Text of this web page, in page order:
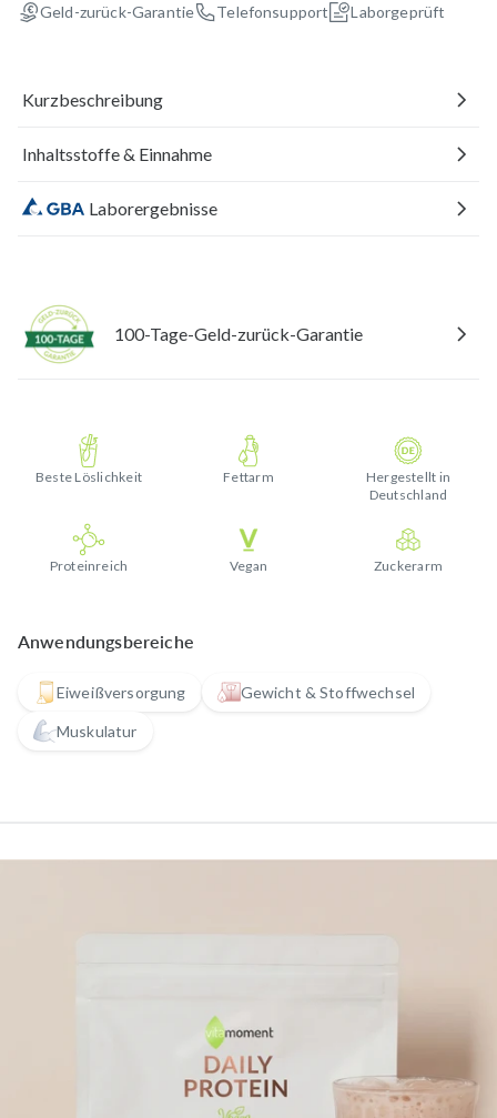
Geld-zurück-Garantie Telefonsupport Laborgeprüft
Kurzbeschreibung
Inhaltsstoffe & Einnahme
Laborergebnisse
100-Tage-Geld-zurück-Garantie
Beste Löslichkeit Fettarm
Hergestellt in
Deutschland
Proteinreich Vegan Zuckerarm
Anwendungsbereiche
Eiweißversorgung Gewicht & Stoffwechsel
Muskulatur